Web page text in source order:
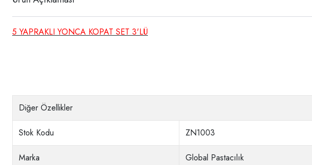
5 YAPRAKLI YONCA KOPAT SET 3'LÜ
Diğer Özellikler
Stok Kodu ZN1003
Marka Global Pastacılık